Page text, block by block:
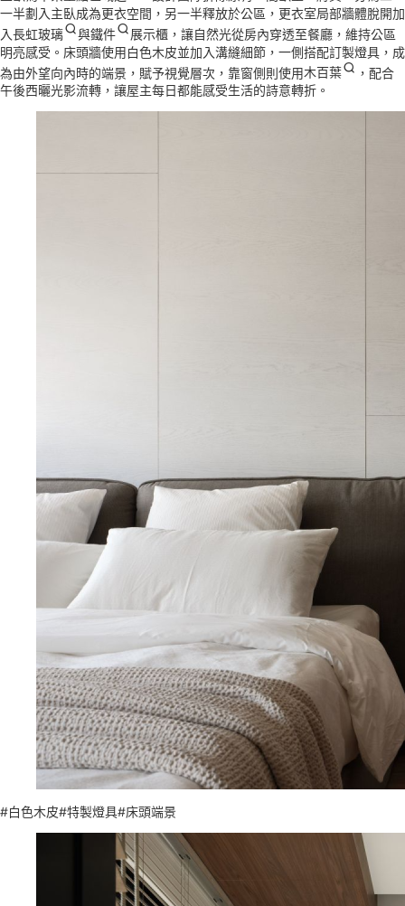
一半劃入主臥成為更衣空間，另一半釋放於公區，更衣室局部牆體脫開加
入長虹玻璃 與鐵件
展示櫃，讓自然光從房內穿透至餐廳，維持公區
明亮感受。床頭牆使用白色木皮並加入溝縫細節，一側搭配訂製燈具，成
為由外望向內時的端景，賦予視覺層次，靠窗側則使用木百葉
，配合
午後西曬光影流轉，讓屋主每日都能感受生活的詩意轉折。
#白色木皮#特製燈具#床頭端景